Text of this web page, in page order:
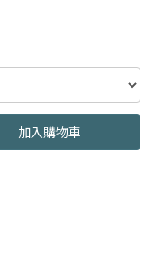
加入購物車